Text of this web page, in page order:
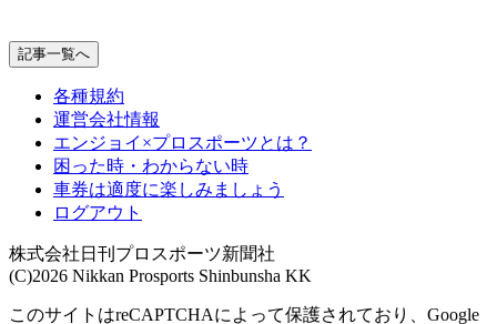
記事一覧へ
各種規約
運営会社情報
エンジョイ×プロスポーツとは？
困った時・わからない時
車券は適度に楽しみましょう
ログアウト
株式会社日刊プロスポーツ新聞社
(C)2026 Nikkan Prosports Shinbunsha KK
このサイトはreCAPTCHAによって保護されており、Google